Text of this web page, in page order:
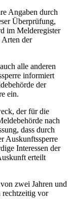
Angaben durch
Überprüfung,
im Melderegister
Arten der
alle anderen
informiert
der
ein.
der für die
nach
dass durch
Auskunftssperre
Interessen der
erteilt
zwei Jahren und
rechtzeitig vor